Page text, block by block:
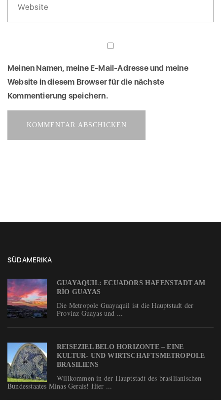
Meinen Namen, meine E-Mail-Adresse und meine
Website in diesem Browser für die nächste
Kommentierung speichern.
SÜDAMERIKA
GUAYAQUIL: ECUADORS HAFENSTADT AM
RÍO GUAYAS
Die Metropole Guayaquil ist die Hauptstadt der
Provinz Guayas und ...
REISEZIEL BELO HORIZONTE – EINE
KULTUR- UND WIRTSCHAFTSMETROPOLE
BRASILIENS
Willkommen in der Hauptstadt des brasilianischen
Bundesstaates Minas Gerais! Hier ...